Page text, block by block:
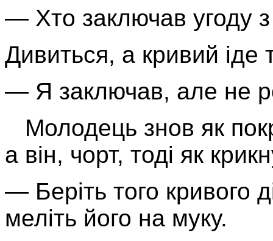
— Хто заключав угоду
Дивиться, а кривий іде
— Я заключав, але не
Молодець знов як
а він, чорт, тоді як
— Беріть того кривого
меліть його на муку.